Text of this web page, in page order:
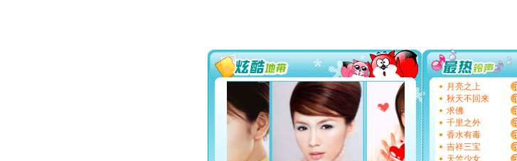
能正大光明地骚扰你,告诉
都要快乐噢!
[圣诞节]奉上一颗祝福的心,
如意,快乐,鲜花,一切美好的
[元旦]
看到你我会触电；看
断电。爱你是我职业，想
你是我专业！水晶之恋祝你
[元旦]
如果上天让我许三个
起；二是再生再世和你在
月亮之上
秋天不回来
求佛
千里之外
香水有毒
吉祥三宝
天竺少女